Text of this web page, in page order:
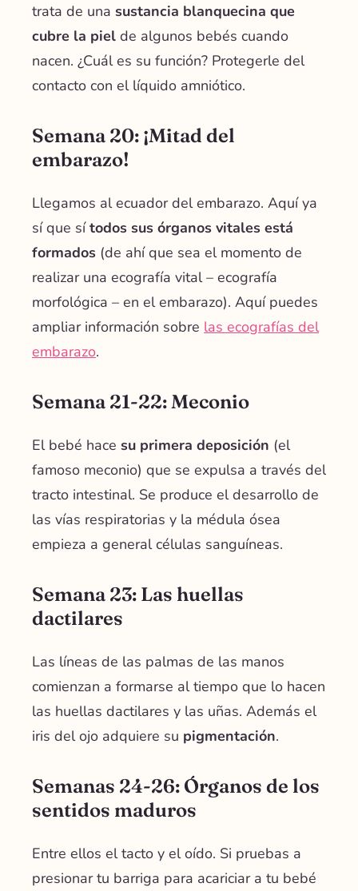
trata de una sustancia blanquecina que
cubre la piel de algunos bebés cuando
nacen. ¿Cuál es su función? Protegerle del
contacto con el líquido amniótico.
Semana 20: ¡Mitad del
embarazo!
Llegamos al ecuador del embarazo. Aquí ya
sí que sítodos sus órganos vitales está
formados (de ahí que sea el momento de
realizar una ecografía vital – ecografía
morfológica – en el embarazo). Aquí puedes
ampliar información sobre las ecografías del
embarazo.
Semana 21-22: Meconio
El bebé hace su primera deposición (el
famoso meconio) que se expulsa a través del
tracto intestinal. Se produce el desarrollo de
las vías respiratorias y la médula ósea
empieza a general células sanguíneas.
Semana 23: Las huellas
dactilares
Las líneas de las palmas de las manos
comienzan a formarse al tiempo que lo hacen
las huellas dactilares y las uñas. Además el
iris del ojo adquiere su pigmentación.
Semanas 24-26: Órganos de los
sentidos maduros
Entre ellos el tacto y el oído. Si pruebas a
presionar tu barriga para acariciar a tu bebé